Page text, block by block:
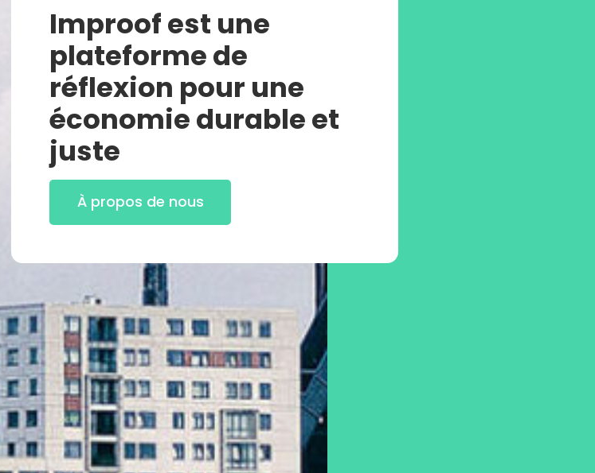
Improof est une
plateforme de
réflexion pour une
économie durable et
juste
À propos de nous